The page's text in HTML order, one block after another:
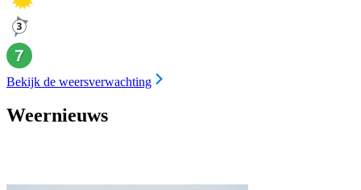
Bekijk de weersverwachting
Weernieuws